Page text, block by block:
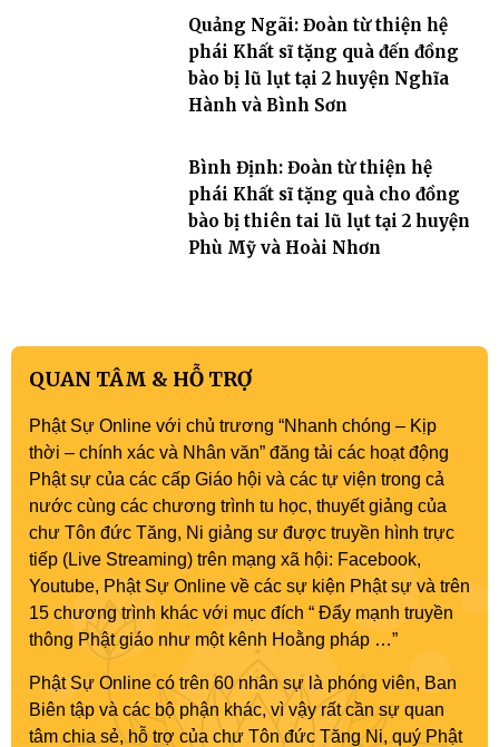
Quảng Ngãi: Đoàn từ thiện hệ
phái Khất sĩ tặng quà đến đồng
bào bị lũ lụt tại 2 huyện Nghĩa
Hành và Bình Sơn
Bình Định: Đoàn từ thiện hệ
phái Khất sĩ tặng quà cho đồng
bào bị thiên tai lũ lụt tại 2 huyện
Phù Mỹ và Hoài Nhơn
QUAN TÂM & HỖ TRỢ
Phật Sự Online với chủ trương “Nhanh chóng – Kịp
thời – chính xác và Nhân văn” đăng tải các hoạt động
Phật sự của các cấp Giáo hội và các tự viện trong cả
nước cùng các chương trình tu học, thuyết giảng của
chư Tôn đức Tăng, Ni giảng sư được truyền hình trực
tiếp (Live Streaming) trên mạng xã hội: Facebook,
Youtube, Phật Sự Online về các sự kiện Phật sự và trên
15 chương trình khác với mục đích “ Đẩy mạnh truyền
thông Phật giáo như một kênh Hoằng pháp …”
Phật Sự Online có trên 60 nhân sự là phóng viên, Ban
Biên tập và các bộ phận khác, vì vậy rất cần sự quan
tâm chia sẻ, hỗ trợ của chư Tôn đức Tăng Ni, quý Phật